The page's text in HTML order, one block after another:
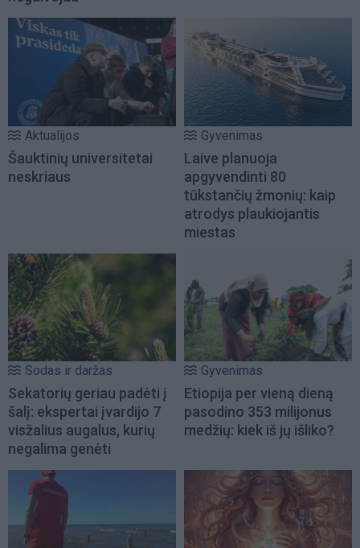
Aktualijos
Šauktinių universitetai
neskriaus
Gyvenimas
Laive planuoja
apgyvendinti 80
tūkstančių žmonių: kaip
atrodys plaukiojantis
miestas
Sodas ir daržas
Sekatorių geriau padėti į
šalį: ekspertai įvardijo 7
visžalius augalus, kurių
negalima genėti
Gyvenimas
Etiopija per vieną dieną
pasodino 353 milijonus
medžių: kiek iš jų išliko?